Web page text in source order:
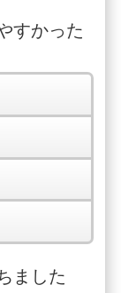
すかった
ました